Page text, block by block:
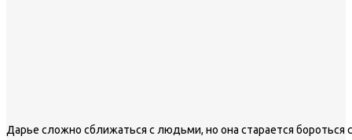
Дарье сложно сближаться с людьми, но она старается бороться